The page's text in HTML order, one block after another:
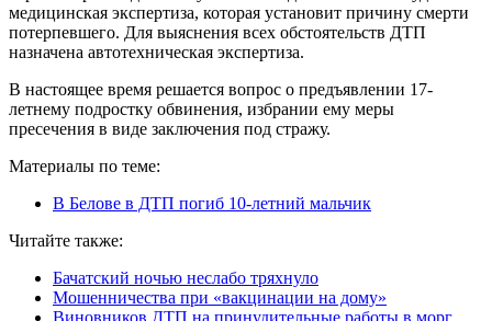
медицинская экспертиза, которая установит причину смерти
потерпевшего. Для выяснения всех обстоятельств ДТП
назначена автотехническая экспертиза.
В настоящее время решается вопрос о предъявлении 17-
летнему подростку обвинения, избрании ему меры
пресечения в виде заключения под стражу.
Материалы по теме:
В Белове в ДТП погиб 10-летний мальчик
Читайте также:
Бачатский ночью неслабо тряхнуло
Мошенничества при «вакцинации на дому»
Виновников ДТП на принудительные работы в морг